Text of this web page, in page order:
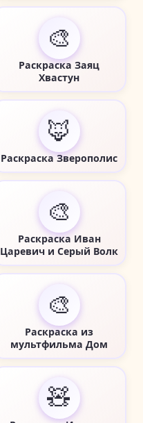
🎨
Раскраска Заяц
Хвастун
🦊
Раскраска Зверополис
🎨
Раскраска Иван
Царевич и Серый Волк
🎨
Раскраска из
мультфильма Дом
🧸